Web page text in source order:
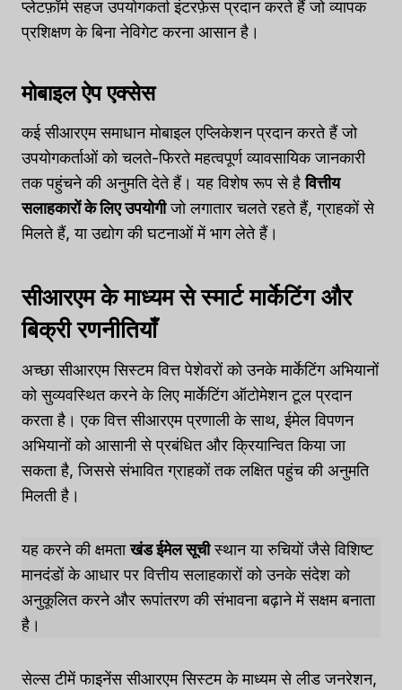
प्लेटफ़ॉर्म सहज उपयोगकर्ता इंटरफ़ेस प्रदान करते हैं जो व्यापक
प्रशिक्षण के बिना नेविगेट करना आसान है।
मोबाइल ऐप एक्सेस
कई सीआरएम समाधान मोबाइल एप्लिकेशन प्रदान करते हैं जो
उपयोगकर्ताओं को चलते-फिरते महत्वपूर्ण व्यावसायिक जानकारी
तक पहुंचने की अनुमति देते हैं। यह विशेष रूप से हैवित्तीय
सलाहकारों के लिए उपयोगीजो लगातार चलते रहते हैं, ग्राहकों से
मिलते हैं, या उद्योग की घटनाओं में भाग लेते हैं।
सीआरएम के माध्यम से स्मार्ट मार्केटिंग और
बिक्री रणनीतियाँ
अच्छा सीआरएम सिस्टम वित्त पेशेवरों को उनके मार्केटिंग अभियानों
को सुव्यवस्थित करने के लिए मार्केटिंग ऑटोमेशन टूल प्रदान
करता है। एक वित्त सीआरएम प्रणाली के साथ, ईमेल विपणन
अभियानों को आसानी से प्रबंधित और क्रियान्वित किया जा
सकता है, जिससे संभावित ग्राहकों तक लक्षित पहुंच की अनुमति
मिलती है।
यह करने की क्षमताखंड ईमेल सूचीस्थान या रुचियों जैसे विशिष्ट
मानदंडों के आधार पर वित्तीय सलाहकारों को उनके संदेश को
अनुकूलित करने और रूपांतरण की संभावना बढ़ाने में सक्षम बनाता
है।
सेल्स टीमें फाइनेंस सीआरएम सिस्टम के माध्यम से लीड जनरेशन,